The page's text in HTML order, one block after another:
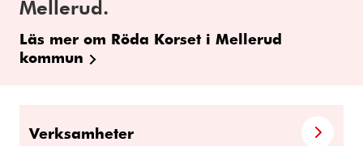
Mellerud.
Läs mer om Röda Korset i Mellerud
kommun
Verksamheter